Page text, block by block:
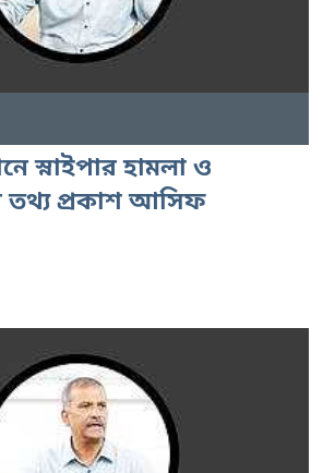
স্নাইপার হামলা ও
প্রকাশ আসিফ